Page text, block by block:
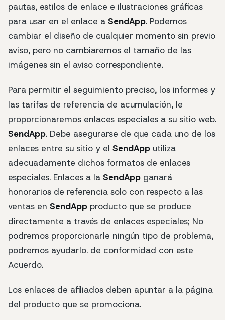
pautas, estilos de enlace e ilustraciones gráficas
para usar en el enlace a SendApp. Podemos
cambiar el diseño de cualquier momento sin previo
aviso, pero no cambiaremos el tamaño de las
imágenes sin el aviso correspondiente.
Para permitir el seguimiento preciso, los informes y
las tarifas de referencia de acumulación, le
proporcionaremos enlaces especiales a su sitio web.
SendApp. Debe asegurarse de que cada uno de los
enlaces entre su sitio y el SendApp utiliza
adecuadamente dichos formatos de enlaces
especiales. Enlaces a la SendApp ganará
honorarios de referencia solo con respecto a las
ventas en SendApp producto que se produce
directamente a través de enlaces especiales; No
podremos proporcionarle ningún tipo de problema,
podremos ayudarlo. de conformidad con este
Acuerdo.
Los enlaces de afiliados deben apuntar a la página
del producto que se promociona.